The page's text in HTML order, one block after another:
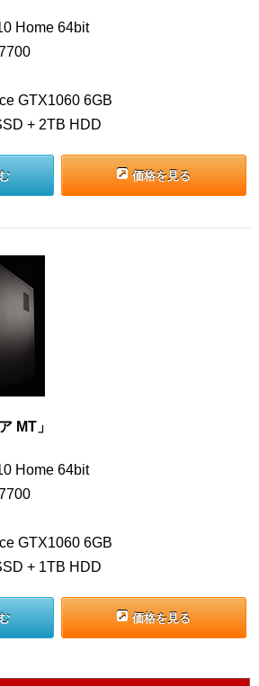
Home 64bit
GTX1060 6GB
+ 2TB HDD
価格を見る
MT」
Home 64bit
GTX1060 6GB
+ 1TB HDD
価格を見る